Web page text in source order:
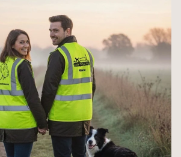
– unterschätzt, aber
vorne. Kein Reißverschluss der klemmt, kein
Einfach aufmachen, reinschlüpfen,
dicken Winterjacke. Wer einmal damit unterwegs
oft nicht mehr missen.
hat bewusst keine Taschen – das macht sie
Wer zusätzlich Stauraum braucht,
den passenden Upgrade mit